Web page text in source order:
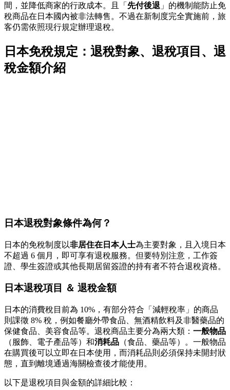
間，並降低商家的行政成本。且「 先付後退 」的機制能防止免
稅商品在日本國內被非法轉售。不過在新制度完全實施前，旅
客仍需依照現行規定辦理退稅。
日本免稅規定：退稅對象、退稅項目、退
稅金額介紹
日本退稅對象條件為何？
日本的免稅制度以非居住在日本人士為主要對象，且入境日本
不超過 6 個月，即可享有退稅服務。但要特別注意，工作簽
證、學生簽證或其他長期居留簽證的持有者不符合退稅資格。
日本退稅項目 ＆ 退稅金額
日本的消費稅目前為 10%，有部分符合「減輕稅率」的商品
則課徵 8% 稅，例如餐廳外帶食品、無酒精飲料及非醫藥品的
保健食品、美容食品等。退稅商品主要分為兩大類： 一般物品
（服飾、電子產品等）和消耗品 （食品、藥品等）。一般物品
在購買後可以立即在日本使用，而消耗品則必須保持未開封狀
態，直到離境通過海關檢查後才能使用。
以下是退稅項目與金額的詳細比較：